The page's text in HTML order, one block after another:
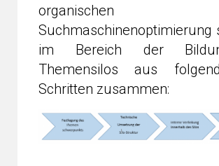
organischen
Suchmaschinenoptimierung
im Bereich der
Themensilos aus
Schritten zusammen: